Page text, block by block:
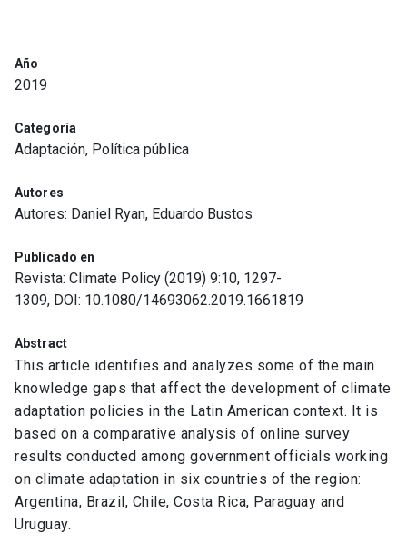
Año
2019
Categoría
Adaptación, Política pública
Autores
Autores: Daniel Ryan, Eduardo Bustos
Publicado en
Revista: Climate Policy (2019) 9:10, 1297-
1309, DOI: 10.1080/14693062.2019.1661819
Abstract
This article identifies and analyzes some of the main
knowledge gaps that affect the development of climate
adaptation policies in the Latin American context. It is
based on a comparative analysis of online survey
results conducted among government officials working
on climate adaptation in six countries of the region:
Argentina, Brazil, Chile, Costa Rica, Paraguay and
Uruguay.